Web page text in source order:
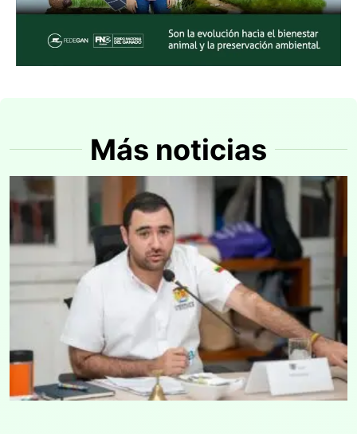
Más noticias